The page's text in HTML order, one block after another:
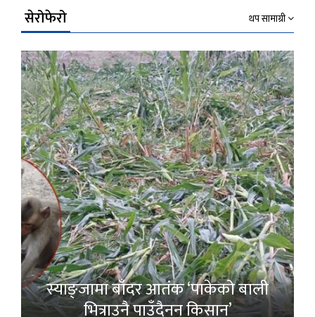
सेरोफेरो थप सामाग्री
स्याङ्जामा बाँदर आतंक ‘पाकेको बाली
भित्राउनै पाउँदैनन् किसान’